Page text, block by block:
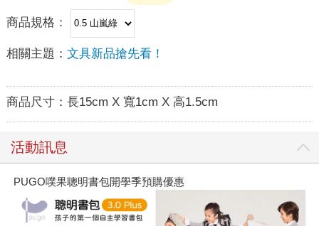
商品規格：
相關主題： 文具新品搶先看！
商品尺寸： 長15cm X 寬1cm X 高1.5cm
活動訊息
PUGO噗果聰明書包開學季預購優惠